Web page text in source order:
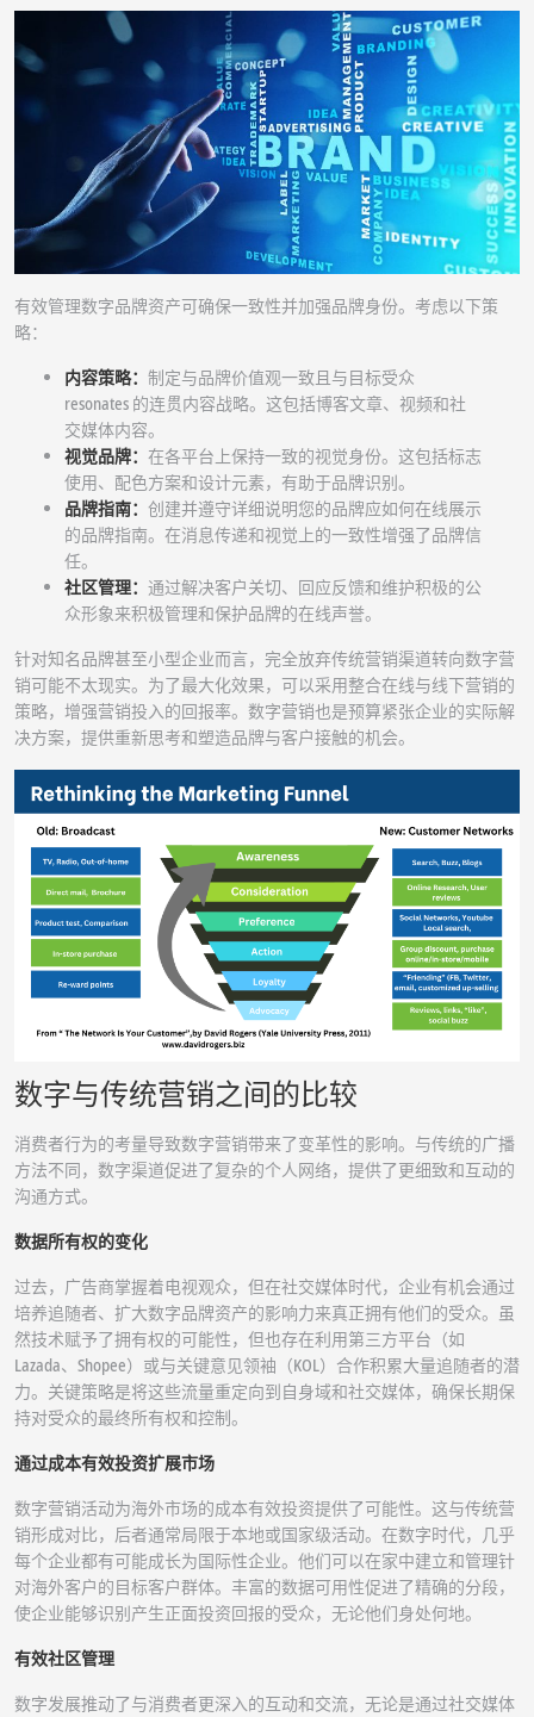
有效管理数字品牌资产可确保一致性并加强品牌身份。考虑以下策
略：
内容策略： 制定与品牌价值观一致且与目标受众
resonates 的连贯内容战略。这包括博客文章、视频和社
交媒体内容。
视觉品牌： 在各平台上保持一致的视觉身份。这包括标志
使用、配色方案和设计元素，有助于品牌识别。
品牌指南： 创建并遵守详细说明您的品牌应如何在线展示
的品牌指南。在消息传递和视觉上的一致性增强了品牌信
任。
社区管理： 通过解决客户关切、回应反馈和维护积极的公
众形象来积极管理和保护品牌的在线声誉。
针对知名品牌甚至小型企业而言，完全放弃传统营销渠道转向数字营
销可能不太现实。为了最大化效果，可以采用整合在线与线下营销的
策略，增强营销投入的回报率。数字营销也是预算紧张企业的实际解
决方案，提供重新思考和塑造品牌与客户接触的机会。
数字与传统营销之间的比较
消费者行为的考量导致数字营销带来了变革性的影响。与传统的广播
方法不同，数字渠道促进了复杂的个人网络，提供了更细致和互动的
沟通方式。
数据所有权的变化
过去，广告商掌握着电视观众，但在社交媒体时代，企业有机会通过
培养追随者、扩大数字品牌资产的影响力来真正拥有他们的受众。虽
然技术赋予了拥有权的可能性，但也存在利用第三方平台（如
Lazada、Shopee）或与关键意见领袖（KOL）合作积累大量追随者的潜
力。关键策略是将这些流量重定向到自身域和社交媒体，确保长期保
持对受众的最终所有权和控制。
通过成本有效投资扩展市场
数字营销活动为海外市场的成本有效投资提供了可能性。这与传统营
销形成对比，后者通常局限于本地或国家级活动。在数字时代，几乎
每个企业都有可能成长为国际性企业。他们可以在家中建立和管理针
对海外客户的目标客户群体。丰富的数据可用性促进了精确的分段，
使企业能够识别产生正面投资回报的受众，无论他们身处何地。
有效社区管理
数字发展推动了与消费者更深入的互动和交流，无论是通过社交媒体